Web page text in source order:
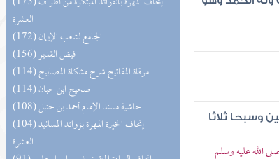
العشرة
(172) الجامع لشعب الإيمان
(156) فيض القدير
(114) مرقاة المفاتيح شرح مشكاة المصابيح
(114) صحيح ابن حبان
(108) حاشية مسند الإمام أحمد بن حنبل
(104) إتحاف الخيرة المهرة بزوائد المسانيد
العشرة
وسبحا ثلاثا
الله عليه وسلم